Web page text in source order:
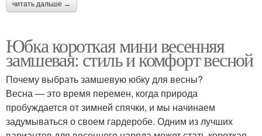
читать дальше →
Юбка короткая мини весенняя
замшевая: стиль и комфорт весной
Почему выбрать замшевую юбку для весны?
Весна — это время перемен, когда природа
пробуждается от зимней спячки, и мы начинаем
задумываться о своем гардеробе. Одним из лучших